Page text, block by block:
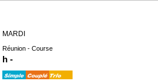
MARDI
Réunion - Course
h -